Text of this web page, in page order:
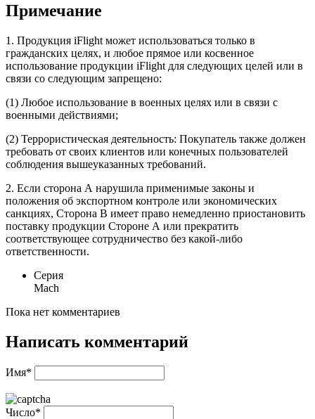
Примечание
1. Продукция iFlight может использоваться только в
гражданских целях, и любое прямое или косвенное
использование продукции iFlight для следующих целей или в
связи со следующим запрещено:
(1) Любое использование в военных целях или в связи с
военными действиями;
(2) Террористическая деятельность: Покупатель также должен
требовать от своих клиентов или конечных пользователей
соблюдения вышеуказанных требований.
2. Если сторона А нарушила применимые законы и
положения об экспортном контроле или экономических
санкциях, Сторона В имеет право немедленно приостановить
поставку продукции Стороне А или прекратить
соответствующее сотрудничество без какой-либо
ответственности.
Серия
Mach
Пока нет комментариев
Написать комментарий
Имя*
Число*